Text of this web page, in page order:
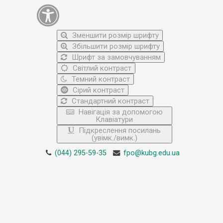
Зменшити розмір шрифту
Збільшити розмір шрифту
Шрифт за замовчуванням
Світлий контраст
Темний контраст
Сірий контраст
Стандартний контраст
Навігація за допомогою
Клавіатури
Підкреслення посилань
(увімк./вимк.)
(044) 295-59-35 fpo@kubg.edu.ua